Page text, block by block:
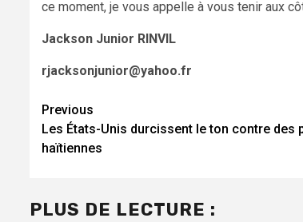
ce moment, je vous appelle à vous tenir aux
Jackson Junior RINVIL
rjacksonjunior@yahoo.fr
Continue
Reading
Previous
Les États-Unis durcissent le ton contre des
haïtiennes
PLUS DE LECTURE :